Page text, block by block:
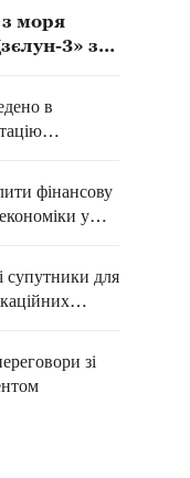
моря
3» з
в
фінансову
у
супутники для
зі